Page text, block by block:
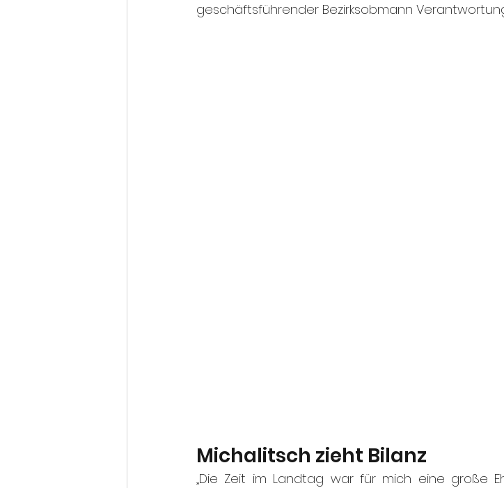
geschäftsführender Bezirksobmann
Michalitsch zieht Bilanz
„Die Zeit im Landtag war für mich eine große